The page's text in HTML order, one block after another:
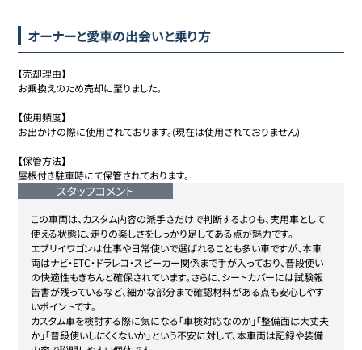
オーナーと愛車の出会いと乗り方
【売却理由】
お乗換えのため売却に至りました。
【使用頻度】
お出かけの際に使用されております。(現在は使用されておりません)
【保管方法】
屋根付き駐車時にて保管されております。
スタッフコメント
この車両は、カスタム内容の派手さだけで判断するよりも、実用車として
使える状態に、走りの楽しさをしっかり足してある点が魅力です。
エブリイワゴンは仕事や日常使いで選ばれることも多い車ですが、本車
両はナビ・ETC・ドラレコ・スピーカー関係まで手が入っており、普段使い
の快適性もきちんと確保されています。さらに、シートカバーには試験報
告書が残っているなど、細かな部分まで確認材料がある点も安心しやす
いポイントです。
カスタム車を検討する際に気になる「車検対応なのか」「整備面は大丈夫
か」「普段使いしにくくないか」という不安に対して、本車両は記録や装備